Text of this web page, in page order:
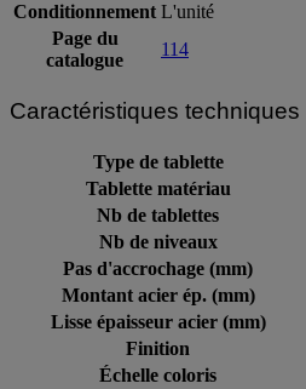
Conditionnement L'unité
Page du
catalogue
114
Caractéristiques techniques
Type de tablette
Tablette matériau
Nb de tablettes
Nb de niveaux
Pas d'accrochage (mm)
Montant acier ép. (mm)
Lisse épaisseur acier (mm)
Finition
Échelle coloris